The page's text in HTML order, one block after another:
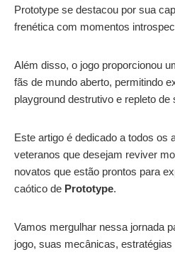
Prototype se destacou por sua
frenética com momentos
Além disso, o jogo proporcionou
fãs de mundo aberto, permitindo
playground destrutivo e repleto de
Este artigo é dedicado a todos os
veteranos que desejam reviver
novatos que estão prontos para
caótico de Prototype.
Vamos mergulhar nessa jornada
jogo, suas mecânicas, estratégias